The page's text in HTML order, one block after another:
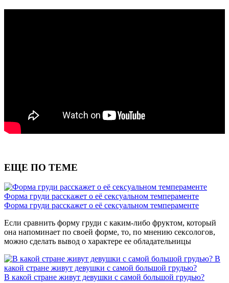
ЕЩЕ ПО ТЕМЕ
Форма груди расскажет о её сексуальном темпераменте
Форма груди расскажет о её сексуальном темпераменте
Если сравнить форму груди с каким-либо фруктом, который
она напоминает по своей форме, то, по мнению сексологов,
можно сделать вывод о характере ее обладательницы
В
какой стране живут девушки с самой большой грудью?
В какой стране живут девушки с самой большой грудью?